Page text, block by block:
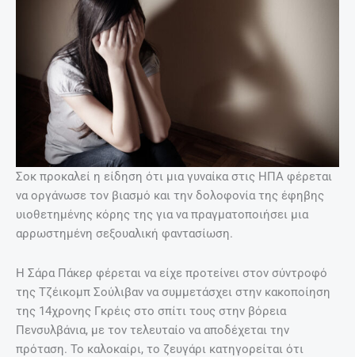
Σοκ προκαλεί η είδηση ότι μια γυναίκα στις ΗΠΑ φέρεται
να οργάνωσε τον βιασμό και την δολοφονία της έφηβης
υιοθετημένης κόρης της για να πραγματοποιήσει μια
αρρωστημένη σεξουαλική φαντασίωση.
Η Σάρα Πάκερ φέρεται να είχε προτείνει στον σύντροφό
της Τζέικομπ Σούλιβαν να συμμετάσχει στην κακοποίηση
της 14χρονης Γκρέις στο σπίτι τους στην βόρεια
Πενσυλβάνια, με τον τελευταίο να αποδέχεται την
πρόταση. Το καλοκαίρι, το ζευγάρι κατηγορείται ότι